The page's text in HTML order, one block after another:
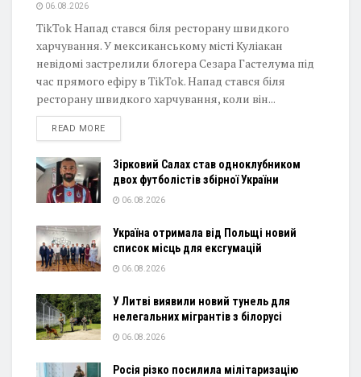
06.08.2026
TikTok Напад стався біля ресторану швидкого
харчування. У мексиканському місті Куліакан
невідомі застрелили блогера Сезара Гастелума під
час прямого ефіру в TikTok. Напад стався біля
ресторану швидкого харчування, коли він...
READ MOREDETAILS
Зірковий Салах став одноклубником
двох футболістів збірної України
06.08.2026
Україна отримала від Польщі новий
список місць для ексгумацій
06.08.2026
У Литві виявили новий тунель для
нелегальних мігрантів з білорусі
06.08.2026
Росія різко посилила мілітаризацію